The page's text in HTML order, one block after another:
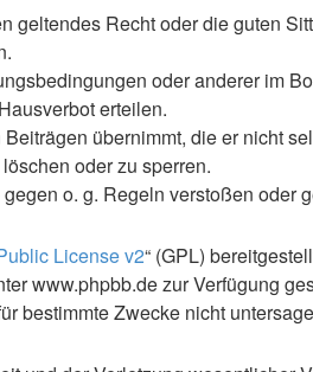
Recht oder die guten
oder anderer im
erteilen.
übernimmt, die er nicht
oder zu sperren.
o. g. Regeln verstoßen
License v2“ (GPL)
www.phpbb.de zur Verfügung
Zwecke nicht